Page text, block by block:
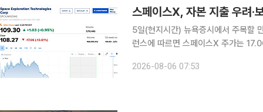
5일(현지시간) 뉴욕증시에서 주목할
런스에 따르면 스페이스X 주가는
면서 주가가 하락했다. 6일 스페이스
2026-08-06 07:53